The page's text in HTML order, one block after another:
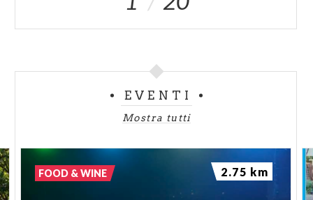
l'ultimo erede della famiglia Marozzi lasciò per
lascito testamentario l'intera proprietà alla Santa
Sede. Tre anni più tardi, nel 1973, la cascina passò
definitivamente alla famiglia Panigati, gli attuali
verso l'allevamento bovino e suino.
EVENTI
Mostra tutti
FOOD & WINE 2.75 km